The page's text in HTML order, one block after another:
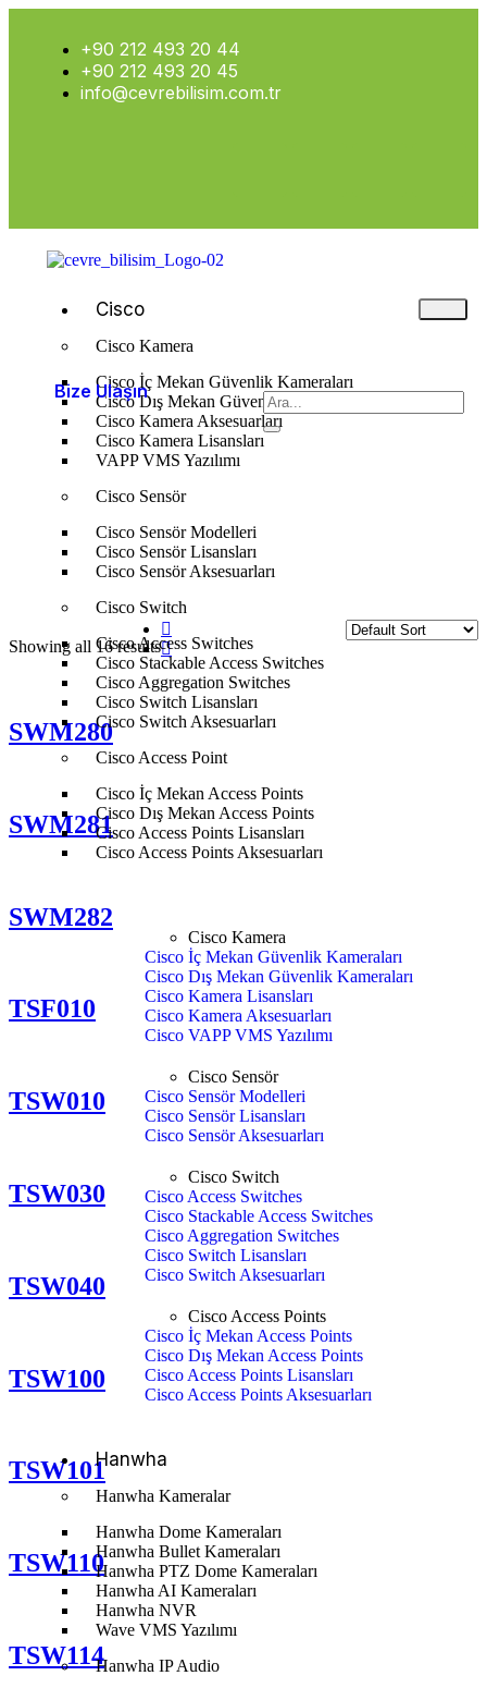
+90 212 493 20 44
+90 212 493 20 45
info@cevrebilisim.com.tr
Cisco
Cisco Kamera
Cisco İç Mekan Güvenlik Kameraları
Cisco Dış Mekan Güvenlik Kameraları
Cisco Kamera Aksesuarları
Cisco Kamera Lisansları
VAPP VMS Yazılımı
Cisco Sensör
Cisco Sensör Modelleri
Cisco Sensör Lisansları
Cisco Sensör Aksesuarları
Cisco Switch
Cisco Access Switches
Cisco Stackable Access Switches
Cisco Aggregation Switches
Cisco Switch Lisansları
Cisco Switch Aksesuarları
Cisco Access Point
Cisco İç Mekan Access Points
Cisco Dış Mekan Access Points
Cisco Access Points Lisansları
Cisco Access Points Aksesuarları
Cisco Kamera
Cisco İç Mekan Güvenlik Kameraları
Cisco Dış Mekan Güvenlik Kameraları
Cisco Kamera Lisansları
Cisco Kamera Aksesuarları
Cisco VAPP VMS Yazılımı
Cisco Sensör
Cisco Sensör Modelleri
Cisco Sensör Lisansları
Cisco Sensör Aksesuarları
Cisco Switch
Cisco Access Switches
Cisco Stackable Access Switches
Cisco Aggregation Switches
Cisco Switch Lisansları
Cisco Switch Aksesuarları
Cisco Access Points
Cisco İç Mekan Access Points
Cisco Dış Mekan Access Points
Cisco Access Points Lisansları
Cisco Access Points Aksesuarları
Hanwha
Hanwha Kameralar
Hanwha Dome Kameraları
Hanwha Bullet Kameraları
Hanwha PTZ Dome Kameraları
Hanwha AI Kameraları
Hanwha NVR
Wave VMS Yazılımı
Hanwha IP Audio
Bize Ulaşın
Anasayfa Teltonika Teltonika Switch
Showing all 16 results
SWM280
SWM281
SWM282
TSF010
TSW010
TSW030
TSW040
TSW100
TSW101
TSW110
TSW114